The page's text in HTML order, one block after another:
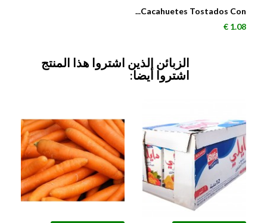
Cacahuetes Tostados Con...
السعر
1.08 €
الزبائن الذين اشتروا هذا المنتج
اشتروا أيضا: